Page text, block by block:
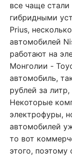
все чаще стали
гибридными
Prius,
автомобилей
работают на
Монголии -
автомобиль,
рублей за
Некоторые
электрофуры,
автомобилей
то вот
этого, поэтому